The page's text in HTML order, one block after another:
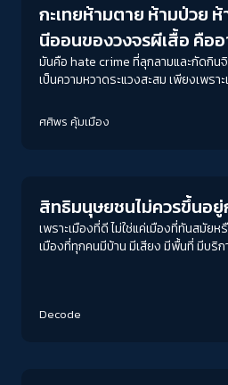
กะเทยห้ามตาย ห้ามป่วย
นีออนของวงจรผีเสื้อ คือ
ความเกลียดชัง Sex
มันคือ hate crime ที่ลุกลามและกัดกิน
เป็นความหวาดระแวงสะสม เพียงเพรา
ศศิพร คุ้มเมือง
สิทธิมนุษยชนไม่ควรขึ้นอ
เพราะเมืองที่ดี ไม่ใช่แค่เมืองที่ทันสมัยห
เมืองที่ทุกคนมีบ้าน มีเสียง มีพื้นที่ มีบริ
Decode